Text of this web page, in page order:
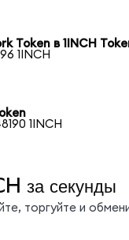
Token в 1INCH
1INCH
1INCH
за секунды
торгуйте и